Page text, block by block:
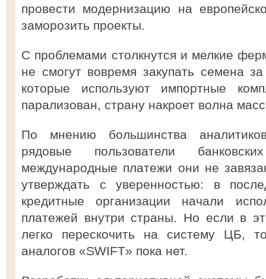
провести модернизацию на
заморозить проекты.
С проблемами столкнутся и мелкие
не смогут вовремя закупать семена
которые используют импортные
парализован, страну накроет волна
По мнению большинства
рядовые пользователи
международные платежи они не
утверждать с уверенностью: в
кредитные организации начали
платежей внутри страны. Но если в
легко перескочить на систему ЦБ,
аналогов «SWIFT» пока нет.